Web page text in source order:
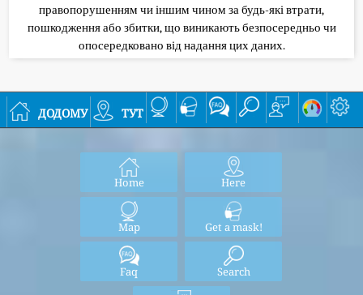
правопорушенням чи іншим чином за будь-які втрати,
пошкодження або збитки, що виникають безпосередньо чи
опосередковано від надання цих даних.
додому тут
Home Here
Map Get a mask!
Faq Search